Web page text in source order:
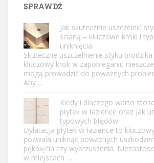
SPRAWDŹ
Jak skutecznie uszczelnić
ścianą – kluczowe kroki i
uniknięcia
Skuteczne uszczelnienie styku
kluczowy krok w zapobieganiu
mogą prowadzić do poważnych
Aby …
Kiedy i dlaczego warto
płytek w łazience oraz jak
typowych błędów
Dylatacja płytek w łazience to
pozwala uniknąć poważnych
pęknięcia czy wybrzuszenia.
w miejscach …